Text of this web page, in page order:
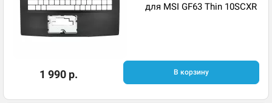
для MSI GF63 Thin 10SCXR
1 990 р. В корзину